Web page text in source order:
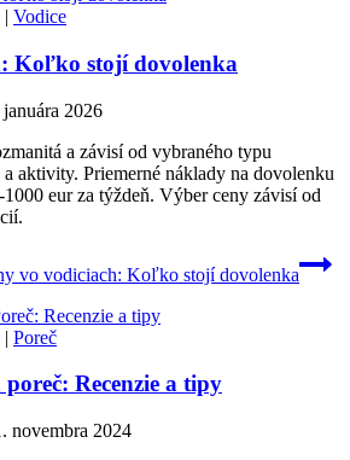
| Vodice
Koľko stojí dovolenka
2026
a závisí od vybraného typu
aktivity. Priemerné náklady na dovolenku
eur za týždeň. Výber ceny závisí od
vo vodiciach: Koľko stojí dovolenka
| Poreč
Recenzie a tipy
novembra 2024